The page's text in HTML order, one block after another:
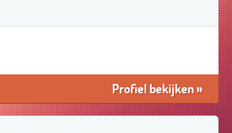
Profiel bekijken»